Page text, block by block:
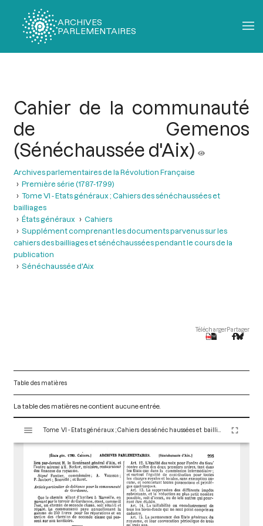
ARCHIVES
PARLEMENTAIRES
Cahier de la communauté
de Gemenos
(Sénéchaussée d'Aix)
Archives parlementaires de la Révolution Française
Première série (1787-1799)
Tome VI - Etats généraux ; Cahiers des sénéchaussées et
bailliages
États généraux
Cahiers
Supplément comprenant les documents parvenus sur les
cahiers des bailliages et sénéchaussées pendant le cours de la
publication
Sénéchaussée d'Aix
TéléchargerPartager
Table des matières
La table des matières ne contient aucune entrée.
s